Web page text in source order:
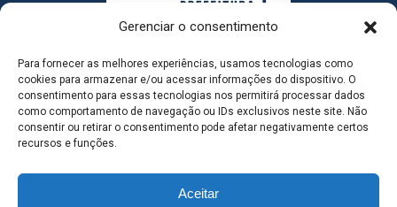
Gerenciar o consentimento
Para fornecer as melhores experiências, usamos tecnologias como
cookies para armazenar e/ou acessar informações do dispositivo. O
consentimento para essas tecnologias nos permitirá processar dados
como comportamento de navegação ou IDs exclusivos neste site. Não
consentir ou retirar o consentimento pode afetar negativamente certos
recursos e funções.
Aceitar
MAPA DO SITE